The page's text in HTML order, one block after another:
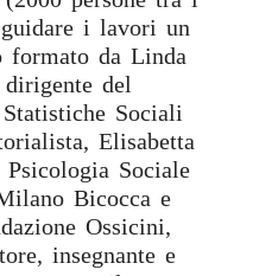
i lavori un
formato da Linda
del
Sociali
Elisabetta
Sociale
Bicocca e
Ossicini,
insegnante e